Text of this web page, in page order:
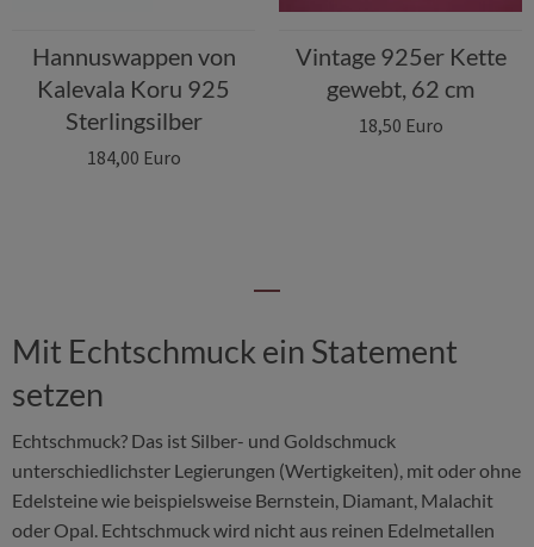
Hannuswappen von
Kalevala Koru 925
Sterlingsilber
184,00 Euro
Vintage 925er Kette
gewebt, 62 cm
18,50 Euro
Mit Echtschmuck ein Statement
setzen
Echtschmuck? Das ist Silber- und Goldschmuck
unterschiedlichster Legierungen (Wertigkeiten), mit oder ohne
Edelsteine wie beispielsweise Bernstein, Diamant, Malachit
oder Opal. Echtschmuck wird nicht aus reinen Edelmetallen